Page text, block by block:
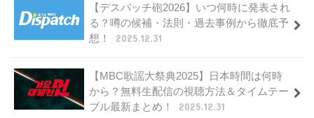
【デスパッチ砲2026】いつ何時に発表され
る？噂の候補・法則・過去事例から徹底予
想！
2025.12.31
【MBC歌謡大祭典2025】日本時間は何時
から？無料生配信の視聴方法＆タイムテー
ブル最新まとめ！
2025.12.31